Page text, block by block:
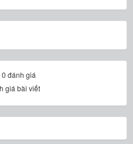
đánh giá
giá bài viết